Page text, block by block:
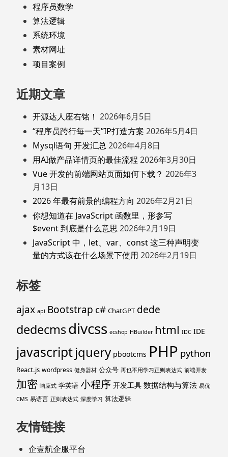
程序员数学
算法逻辑
系统环境
素材网址
项目案例
近期文章
开源达人座右铭！ 2026年6月5日
“程序员跨行每一天”IP打造方案 2026年5月4日
Mysql语句 开发汇总 2026年4月8日
用AI做产品详情页的最佳流程 2026年3月30日
Vue 开发的前端网站页面如何下载？ 2026年3
月13日
2026 年最有前景的编程方向 2026年2月21日
你想知道在 JavaScript 函数里，形参写
$event 到底是什么意思 2026年2月19日
JavaScript 中，let、var、const 这三种声明变
量的方式该在什么场景下使用 2026年2月19日
标签
ajax api Bootstrap c# ChatGPT dede
dedecmsdivcss ecshop HBuilder html IDC IDE
javascriptjquery pbootcms PHP python
React.js wordpress 健身器材 公众号 再也不用学习正则表达式 前端开发
加密 响应式 学英语 小程序 开发工具 数据结构与算法 易优
CMS 易语言 正则表达式 深度学习 算法逻辑
友情链接
企壹航企服平台